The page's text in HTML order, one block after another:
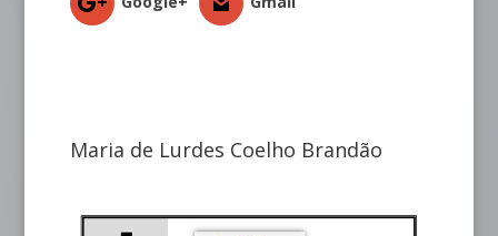
Maria de Lurdes Coelho Brandão